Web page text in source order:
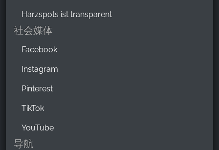
Harzspots ist transparent
社会媒体
Facebook
Instagram
Pinterest
TikTok
YouTube
导航